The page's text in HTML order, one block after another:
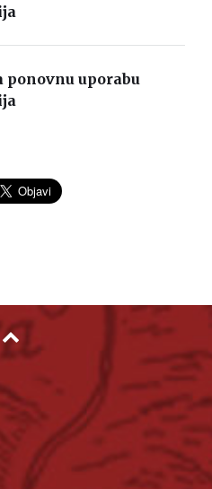
ponovnu uporabu